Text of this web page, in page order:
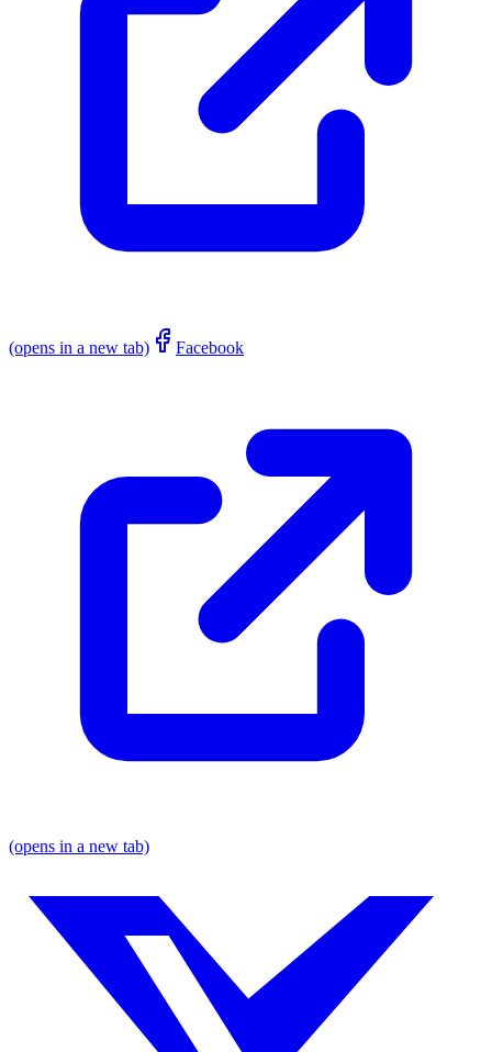
(opens in a new tab) Facebook
(opens in a new tab)